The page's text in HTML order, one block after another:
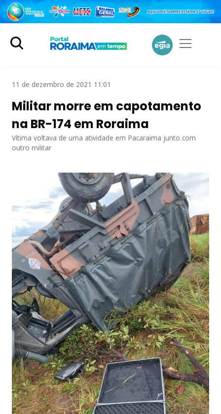
11 de dezembro de 2021 11:01
Militar morre em capotamento
na BR-174 em Roraima
Vítima voltava de uma atividade em Pacaraima junto com
outro militar